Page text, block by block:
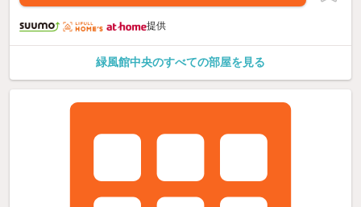
提供
緑風館中央のすべての部屋を見る